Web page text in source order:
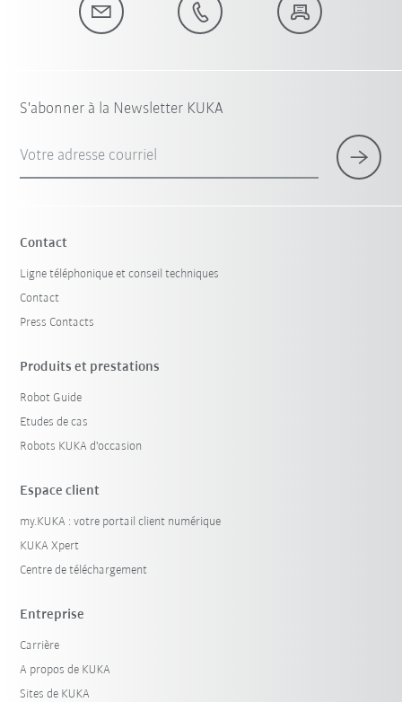
S'abonner à la Newsletter KUKA
Votre adresse courriel
Contact
Ligne téléphonique et conseil techniques
Contact
Press Contacts
Produits et prestations
Robot Guide
Etudes de cas
Robots KUKA d'occasion
Espace client
my.KUKA : votre portail client numérique
KUKA Xpert
Centre de téléchargement
Entreprise
Carrière
A propos de KUKA
Sites de KUKA